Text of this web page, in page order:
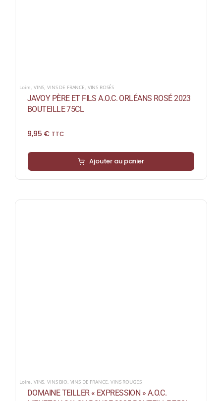
Loire, VINS,VINS DE FRANCE, VINS ROSÉS
JAVOY PÈRE ET FILS A.O.C. ORLÉANS ROSÉ 2023
BOUTEILLE 75CL
9,95 € TTC
Ajouter au panier
Loire, VINS,VINS BIO, VINS DE FRANCE,VINS ROUGES
DOMAINE TEILLER « EXPRESSION » A.O.C.